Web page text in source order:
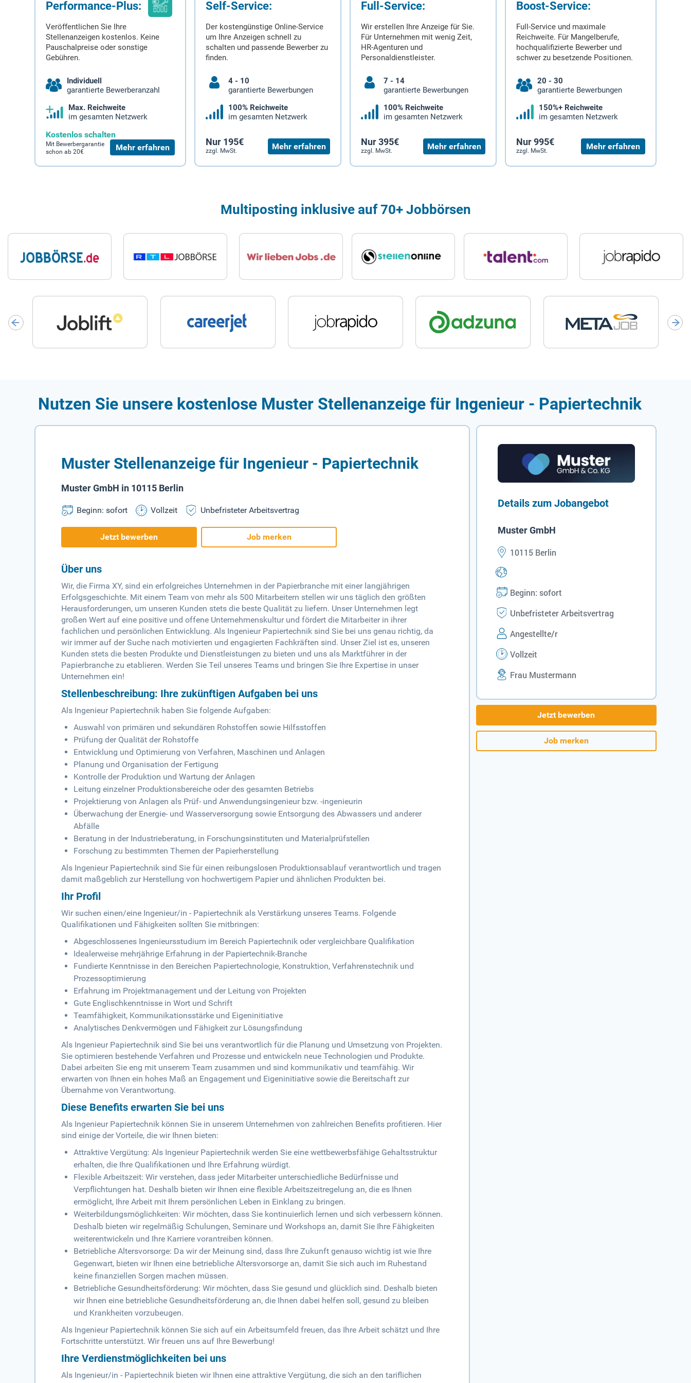
Performance-Plus:
Veröffentlichen Sie Ihre
Stellenanzeigen kostenlos. Keine
Pauschalpreise oder sonstige
Gebühren.
Individuell
garantierte Bewerberanzahl
Max. Reichweite
im gesamten Netzwerk
Kostenlos schalten
Mit Bewerbergarantie
schon ab 20€
Mehr erfahren
Self-Service:
Der kostengünstige Online-Service
um Ihre Anzeigen schnell zu
schalten und passende Bewerber zu
finden.
4 - 10
garantierte Bewerbungen
100% Reichweite
im gesamten Netzwerk
Nur 195€
zzgl. MwSt. Mehr erfahren
Full-Service:
Wir erstellen Ihre Anzeige für Sie.
Für Unternehmen mit wenig Zeit,
HR-Agenturen und
Personaldienstleister.
7 - 14
garantierte Bewerbungen
100% Reichweite
im gesamten Netzwerk
Nur 395€
zzgl. MwSt. Mehr erfahren
Boost-Service:
Full-Service und maximale
Reichweite. Für Mangelberufe,
hochqualifizierte Bewerber und
schwer zu besetzende Positionen.
20 - 30
garantierte Bewerbungen
150%+ Reichweite
im gesamten Netzwerk
Nur 995€
zzgl. MwSt. Mehr erfahren
Multiposting inklusive auf 70+ Jobbörsen
Nutzen Sie unsere kostenlose Muster Stellenanzeige für Ingenieur - Papiertechnik
Muster Stellenanzeige für Ingenieur - Papiertechnik
Muster GmbH in 10115 Berlin
Beginn: sofort Vollzeit Unbefristeter Arbeitsvertrag
Jetzt bewerben Job merken
Über uns
Wir, die Firma XY, sind ein erfolgreiches Unternehmen in der Papierbranche mit einer langjährigen
Erfolgsgeschichte. Mit einem Team von mehr als 500 Mitarbeitern stellen wir uns täglich den größten
Herausforderungen, um unseren Kunden stets die beste Qualität zu liefern. Unser Unternehmen legt
großen Wert auf eine positive und offene Unternehmenskultur und fördert die Mitarbeiter in ihrer
fachlichen und persönlichen Entwicklung. Als Ingenieur Papiertechnik sind Sie bei uns genau richtig, da
wir immer auf der Suche nach motivierten und engagierten Fachkräften sind. Unser Ziel ist es, unseren
Kunden stets die besten Produkte und Dienstleistungen zu bieten und uns als Marktführer in der
Papierbranche zu etablieren. Werden Sie Teil unseres Teams und bringen Sie Ihre Expertise in unser
Unternehmen ein!
Stellenbeschreibung: Ihre zukünftigen Aufgaben bei uns
Als Ingenieur Papiertechnik haben Sie folgende Aufgaben:
Auswahl von primären und sekundären Rohstoffen sowie Hilfsstoffen
Prüfung der Qualität der Rohstoffe
Entwicklung und Optimierung von Verfahren, Maschinen und Anlagen
Planung und Organisation der Fertigung
Kontrolle der Produktion und Wartung der Anlagen
Leitung einzelner Produktionsbereiche oder des gesamten Betriebs
Projektierung von Anlagen als Prüf- und Anwendungsingenieur bzw. -ingenieurin
Überwachung der Energie- und Wasserversorgung sowie Entsorgung des Abwassers und anderer
Abfälle
Beratung in der Industrieberatung, in Forschungsinstituten und Materialprüfstellen
Forschung zu bestimmten Themen der Papierherstellung
Als Ingenieur Papiertechnik sind Sie für einen reibungslosen Produktionsablauf verantwortlich und tragen
damit maßgeblich zur Herstellung von hochwertigem Papier und ähnlichen Produkten bei.
Ihr Profil
Wir suchen einen/eine Ingenieur/in - Papiertechnik als Verstärkung unseres Teams. Folgende
Qualifikationen und Fähigkeiten sollten Sie mitbringen:
Abgeschlossenes Ingenieursstudium im Bereich Papiertechnik oder vergleichbare Qualifikation
Idealerweise mehrjährige Erfahrung in der Papiertechnik-Branche
Fundierte Kenntnisse in den Bereichen Papiertechnologie, Konstruktion, Verfahrenstechnik und
Prozessoptimierung
Erfahrung im Projektmanagement und der Leitung von Projekten
Gute Englischkenntnisse in Wort und Schrift
Teamfähigkeit, Kommunikationsstärke und Eigeninitiative
Analytisches Denkvermögen und Fähigkeit zur Lösungsfindung
Als Ingenieur Papiertechnik sind Sie bei uns verantwortlich für die Planung und Umsetzung von Projekten.
Sie optimieren bestehende Verfahren und Prozesse und entwickeln neue Technologien und Produkte.
Dabei arbeiten Sie eng mit unserem Team zusammen und sind kommunikativ und teamfähig. Wir
erwarten von Ihnen ein hohes Maß an Engagement und Eigeninitiative sowie die Bereitschaft zur
Übernahme von Verantwortung.
Diese Benefits erwarten Sie bei uns
Als Ingenieur Papiertechnik können Sie in unserem Unternehmen von zahlreichen Benefits profitieren. Hier
sind einige der Vorteile, die wir Ihnen bieten:
Attraktive Vergütung: Als Ingenieur Papiertechnik werden Sie eine wettbewerbsfähige Gehaltsstruktur
erhalten, die Ihre Qualifikationen und Ihre Erfahrung würdigt.
Flexible Arbeitszeit: Wir verstehen, dass jeder Mitarbeiter unterschiedliche Bedürfnisse und
Verpflichtungen hat. Deshalb bieten wir Ihnen eine flexible Arbeitszeitregelung an, die es Ihnen
ermöglicht, Ihre Arbeit mit Ihrem persönlichen Leben in Einklang zu bringen.
Weiterbildungsmöglichkeiten: Wir möchten, dass Sie kontinuierlich lernen und sich verbessern können.
Deshalb bieten wir regelmäßig Schulungen, Seminare und Workshops an, damit Sie Ihre Fähigkeiten
weiterentwickeln und Ihre Karriere vorantreiben können.
Betriebliche Altersvorsorge: Da wir der Meinung sind, dass Ihre Zukunft genauso wichtig ist wie Ihre
Gegenwart, bieten wir Ihnen eine betriebliche Altersvorsorge an, damit Sie sich auch im Ruhestand
keine finanziellen Sorgen machen müssen.
Betriebliche Gesundheitsförderung: Wir möchten, dass Sie gesund und glücklich sind. Deshalb bieten
wir Ihnen eine betriebliche Gesundheitsförderung an, die Ihnen dabei helfen soll, gesund zu bleiben
und Krankheiten vorzubeugen.
Als Ingenieur Papiertechnik können Sie sich auf ein Arbeitsumfeld freuen, das Ihre Arbeit schätzt und Ihre
Fortschritte unterstützt. Wir freuen uns auf Ihre Bewerbung!
Ihre Verdienstmöglichkeiten bei uns
Als Ingenieur/in - Papiertechnik bieten wir Ihnen eine attraktive Vergütung, die sich an den tariflichen
Details zum Jobangebot
Muster GmbH
10115 Berlin
Beginn: sofort
Unbefristeter Arbeitsvertrag
Angestellte/r
Vollzeit
Frau Mustermann
Jetzt bewerben
Job merken